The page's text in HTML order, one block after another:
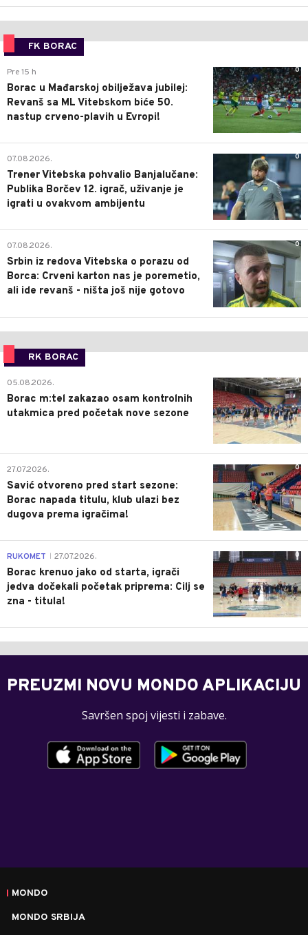
FK BORAC
0
Pre 15 h
Borac u Mađarskoj obilježava jubilej:
Revanš sa ML Vitebskom biće 50.
nastup crveno-plavih u Evropi!
0
07.08.2026.
Trener Vitebska pohvalio Banjalučane:
Publika Borčev 12. igrač, uživanje je
igrati u ovakvom ambijentu
0
07.08.2026.
Srbin iz redova Vitebska o porazu od
Borca: Crveni karton nas je poremetio,
ali ide revanš - ništa još nije gotovo
RK BORAC
0
05.08.2026.
Borac m:tel zakazao osam kontrolnih
utakmica pred početak nove sezone
0
27.07.2026.
Savić otvoreno pred start sezone:
Borac napada titulu, klub ulazi bez
dugova prema igračima!
0
RUKOMET 27.07.2026.
Borac krenuo jako od starta, igrači
jedva dočekali početak priprema: Cilj se
zna - titula!
PREUZMI NOVU MONDO APLIKACIJU
Savršen spoj vijesti i zabave.
MONDO
MONDO SRBIJA